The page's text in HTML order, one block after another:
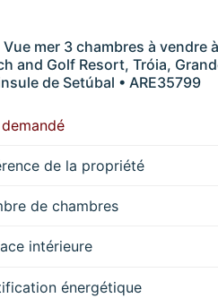
Vue mer 3 chambres à vendre
and Golf Resort, Tróia,
de Setúbal • ARE35799
de la propriété
de chambres
intérieure
énergétique